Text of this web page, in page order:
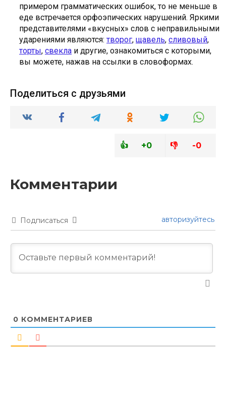
примером грамматических ошибок, то не меньше в
еде встречается орфоэпических нарушений. Яркими
представителями «вкусных» слов с неправильными
ударениями являются: творог, щавель, сливовый,
торты, свекла и другие, ознакомиться с которыми,
вы можете, нажав на ссылки в словоформах.
+0 -0
Подписаться авторизуйтесь
0 КОММЕНТАРИЕВ